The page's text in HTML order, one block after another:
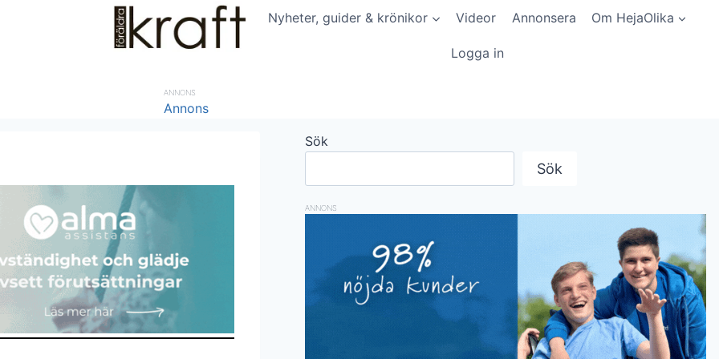
Nyheter, guider & krönikor Videor Annonsera Om HejaOlika
Logga in
ANNONS
Sök
Sök
ANNONS